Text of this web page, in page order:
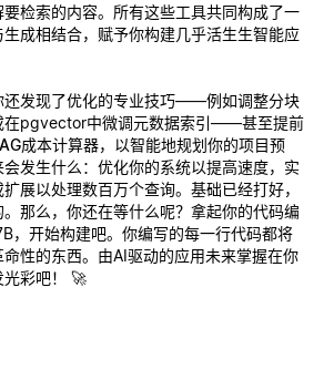
要检索的内容。所有这些工具共同构成了一
成相结合，赋予你构建几乎活生生智能应
还发现了优化的专业技巧——例如调整分块
在pgvector中微调元数据索引——甚至提前
成本计算器，以智能地规划你的项目预
发生什么：优化你的系统以提高速度，实
展以处理数百万个查询。基础已经打好，
那么，你还在等什么呢？拿起你的代码编
，开始构建吧。你编写的每一行代码都将
性的东西。由AI驱动的应用未来掌握在你
彩吧！ 🚀